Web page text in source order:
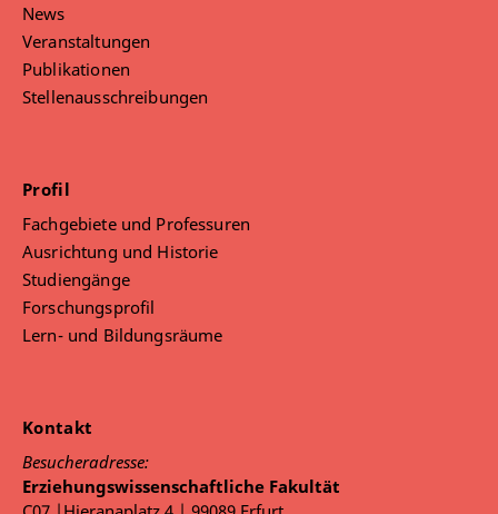
Entwicklungsständen
Tischtennis, Volleyball
Ehrenamt (Übungsleiter im Sportverein, Mitglied
im Ortsteilrat)
News
Veranstaltungen
Publikationen
Stellenausschreibungen
Profil
Fachgebiete und Professuren
Ausrichtung und Historie
Studiengänge
Forschungsprofil
Lern- und Bildungsräume
Kontakt
Besucheradresse:
Erziehungswissenschaftliche Fakultät